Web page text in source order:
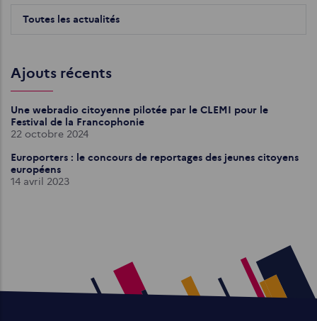
Toutes les actualités
Ajouts récents
Une webradio citoyenne pilotée par le CLEMI pour le
Festival de la Francophonie
22 octobre 2024
Europorters : le concours de reportages des jeunes citoyens
européens
14 avril 2023